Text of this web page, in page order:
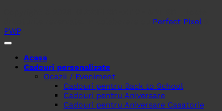
Perfect Pixel
PWP.
Acasa
Cadouri personalizate
Ocazii / Eveniment
Cadouri pentru Back to School
Cadouri pentru Aniversare
Cadouri pentru Aniversare Casatorie